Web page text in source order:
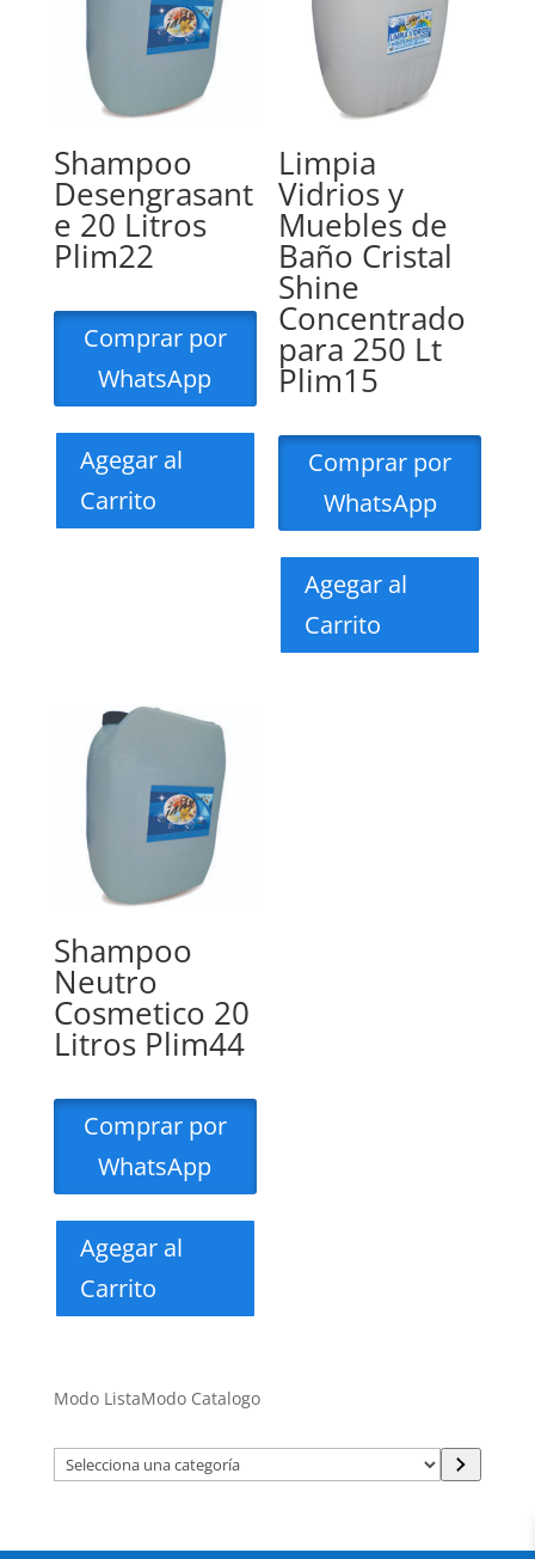
Shampoo
Desengrasant
e 20 Litros
Plim22
Comprar por
WhatsApp
Agegar al
Carrito
Limpia
Vidrios y
Muebles de
Baño Cristal
Shine
Concentrado
para 250 Lt
Plim15
Comprar por
WhatsApp
Agegar al
Carrito
Shampoo
Neutro
Cosmetico 20
Litros Plim44
Comprar por
WhatsApp
Agegar al
Carrito
Modo ListaModo Catalogo
Selecciona
una